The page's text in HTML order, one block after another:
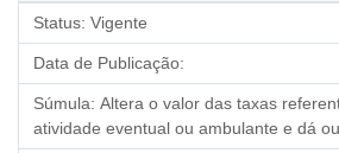
Status: Vigente
Data de Publicação:
Súmula: Altera o valor das taxas
atividade eventual ou ambulante e dá